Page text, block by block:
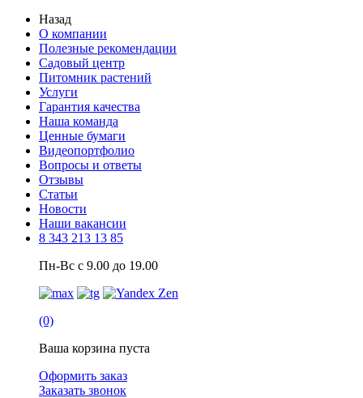
Назад
О компании
Полезные рекомендации
Садовый центр
Питомник растений
Услуги
Гарантия качества
Наша команда
Ценные бумаги
Видеопортфолио
Вопросы и ответы
Отзывы
Статьи
Новости
Наши вакансии
8 343 213 13 85
Пн-Вс с 9.00 до 19.00
(0)
Ваша корзина пуста
Оформить заказ
Заказать звонок